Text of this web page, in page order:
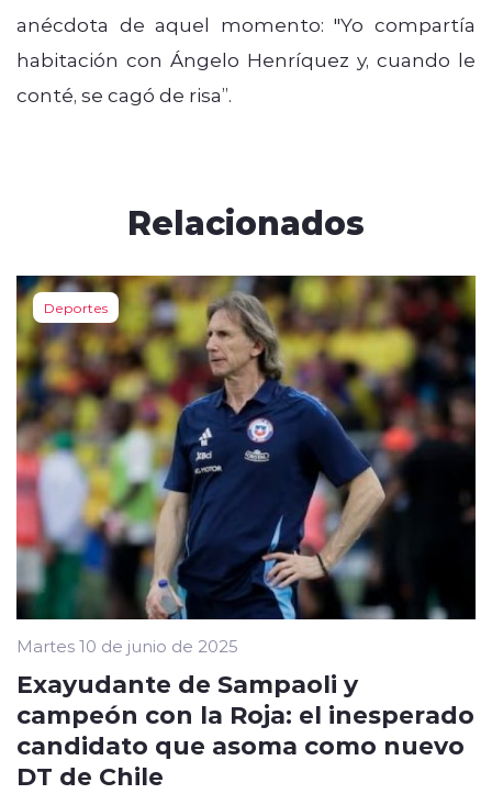
anécdota de aquel momento: "Yo compartía
habitación con Ángelo Henríquez y, cuando le
conté, se cagó de risa”.
Relacionados
Deportes
Martes 10 de junio de 2025
Exayudante de Sampaoli y
campeón con la Roja: el inesperado
candidato que asoma como nuevo
DT de Chile